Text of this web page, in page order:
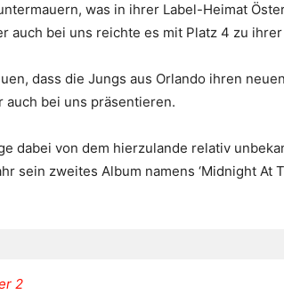
was in ihrer Label-Heimat
auch bei uns reichte es mit Platz 4 zu
dass die Jungs aus Orlando ihren
auch bei uns präsentieren.
dabei von dem hierzulande relativ
sein zweites Album namens ‘Midnight At
2